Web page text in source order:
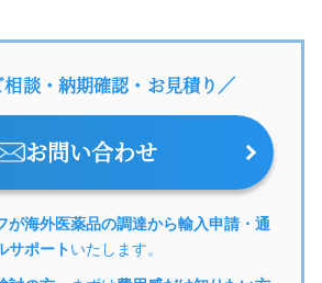
談・納期確認・お見積り／
お問い合わせ
が海外医薬品の調達から輸入申請・通
サポートいたします。